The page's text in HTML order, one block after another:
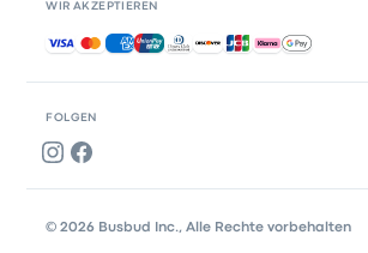
FOLGEN
WIR AKZEPTIEREN
Akzeptierte Zahlungsmethoden
© 2026 Busbud Inc., Alle Rechte vorbehalten